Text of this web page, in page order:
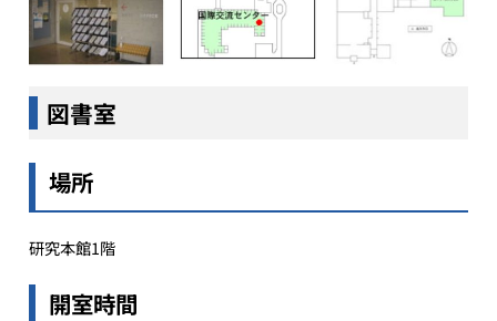
図書室
場所
研究本館1階
開室時間